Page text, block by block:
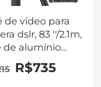
de vídeo para
dslr, 83 ''/2.1m,
de alumínio
com
fluida e carga
R$735